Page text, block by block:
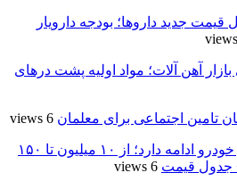
قیمت‌ جدید داروها؛ بودجه دارویار
آهن آلات؛ مواد اولیه پشت درهای
تامین اجتماعی برای معلمان 6 views
ریزش در بازار خودرو ادامه دارد؛ از ۱۰ میلیون تا ۱۵۰
جدول قیمت 6 views